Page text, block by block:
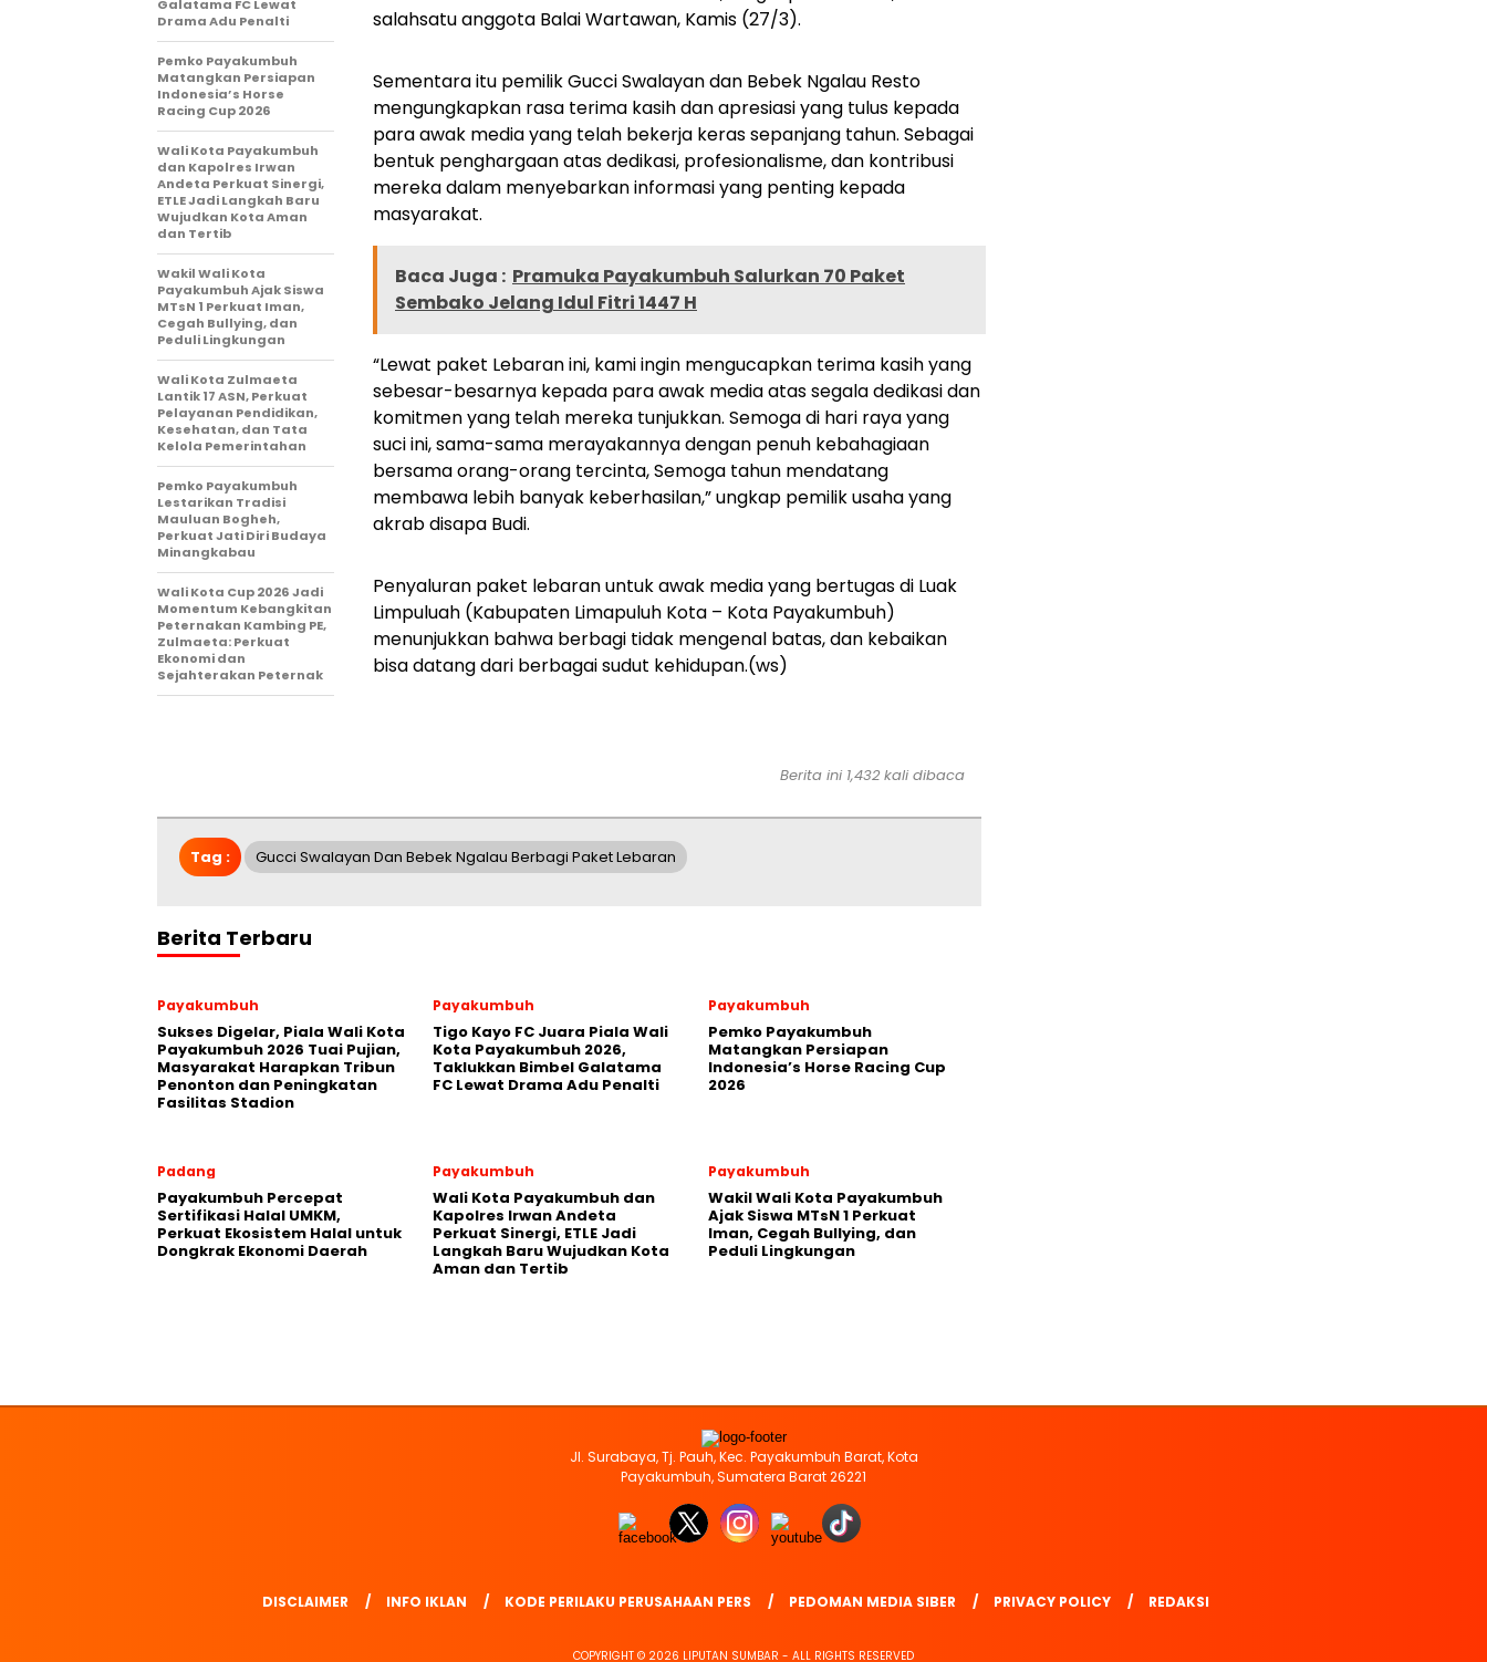
salahsatu anggota Balai Wartawan, Kamis (27/3).
Sementara itu pemilik Gucci Swalayan dan Bebek Ngalau Resto
mengungkapkan rasa terima kasih dan apresiasi yang tulus kepada
para awak media yang telah bekerja keras sepanjang tahun. Sebagai
bentuk penghargaan atas dedikasi, profesionalisme, dan kontribusi
mereka dalam menyebarkan informasi yang penting kepada
masyarakat.
Baca Juga : Pramuka Payakumbuh Salurkan 70 Paket
Sembako Jelang Idul Fitri 1447 H
“Lewat paket Lebaran ini, kami ingin mengucapkan terima kasih yang
sebesar-besarnya kepada para awak media atas segala dedikasi dan
komitmen yang telah mereka tunjukkan. Semoga di hari raya yang
suci ini, sama-sama merayakannya dengan penuh kebahagiaan
bersama orang-orang tercinta, Semoga tahun mendatang
membawa lebih banyak keberhasilan,” ungkap pemilik usaha yang
akrab disapa Budi.
Penyaluran paket lebaran untuk awak media yang bertugas di Luak
Limpuluah (Kabupaten Limapuluh Kota – Kota Payakumbuh)
menunjukkan bahwa berbagi tidak mengenal batas, dan kebaikan
bisa datang dari berbagai sudut kehidupan.(ws)
Galatama FC Lewat
Drama Adu Penalti
Pemko Payakumbuh
Matangkan Persiapan
Indonesia’s Horse
Racing Cup 2026
Wali Kota Payakumbuh
dan Kapolres Irwan
Andeta Perkuat Sinergi,
ETLE Jadi Langkah Baru
Wujudkan Kota Aman
dan Tertib
Wakil Wali Kota
Payakumbuh Ajak Siswa
MTsN 1 Perkuat Iman,
Cegah Bullying, dan
Peduli Lingkungan
Wali Kota Zulmaeta
Lantik 17 ASN, Perkuat
Pelayanan Pendidikan,
Kesehatan, dan Tata
Kelola Pemerintahan
Pemko Payakumbuh
Lestarikan Tradisi
Mauluan Bogheh,
Perkuat Jati Diri Budaya
Minangkabau
Wali Kota Cup 2026 Jadi
Momentum Kebangkitan
Peternakan Kambing PE,
Zulmaeta: Perkuat
Ekonomi dan
Sejahterakan Peternak
Berita ini 1,432 kali dibaca
Tag : Gucci Swalayan Dan Bebek Ngalau Berbagi Paket Lebaran
Berita Terbaru
Payakumbuh
Sukses Digelar, Piala Wali Kota
Payakumbuh 2026 Tuai Pujian,
Masyarakat Harapkan Tribun
Penonton dan Peningkatan
Fasilitas Stadion
Payakumbuh
Tigo Kayo FC Juara Piala Wali
Kota Payakumbuh 2026,
Taklukkan Bimbel Galatama
FC Lewat Drama Adu Penalti
Payakumbuh
Pemko Payakumbuh
Matangkan Persiapan
Indonesia’s Horse Racing Cup
2026
Padang
Payakumbuh Percepat
Sertifikasi Halal UMKM,
Perkuat Ekosistem Halal untuk
Dongkrak Ekonomi Daerah
Payakumbuh
Wali Kota Payakumbuh dan
Kapolres Irwan Andeta
Perkuat Sinergi, ETLE Jadi
Langkah Baru Wujudkan Kota
Aman dan Tertib
Payakumbuh
Wakil Wali Kota Payakumbuh
Ajak Siswa MTsN 1 Perkuat
Iman, Cegah Bullying, dan
Peduli Lingkungan
Jl. Surabaya, Tj. Pauh, Kec. Payakumbuh Barat, Kota
Payakumbuh, Sumatera Barat 26221
DISCLAIMER INFO IKLAN KODE PERILAKU PERUSAHAAN PERS PEDOMAN MEDIA SIBER PRIVACY POLICY REDAKSI
COPYRIGHT © 2026 LIPUTAN SUMBAR - ALL RIGHTS RESERVED